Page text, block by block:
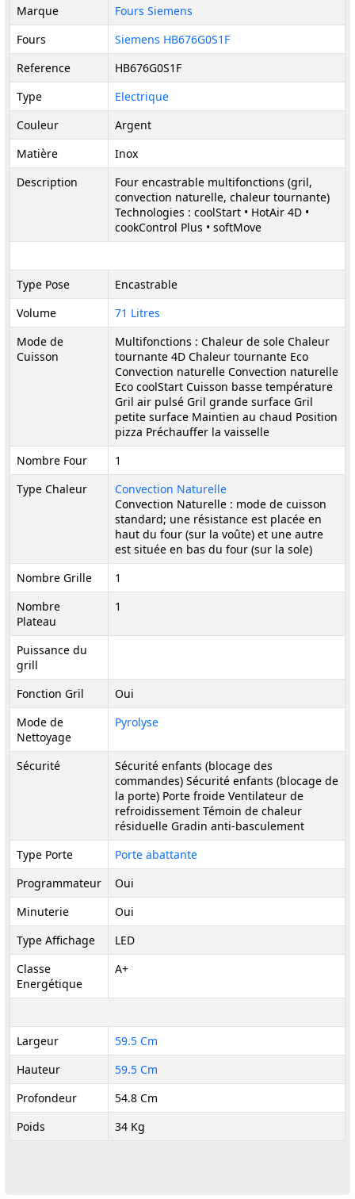
Marque
Fours Siemens
Fours
Siemens HB676G0S1F
Reference
HB676G0S1F
Type
Electrique
Couleur
Argent
Matière
Inox
Description
Four encastrable multifonctions (gril,
convection naturelle, chaleur tournante)
Technologies : coolStart • HotAir 4D •
cookControl Plus • softMove
Type Pose
Encastrable
Volume
71 Litres
Mode de
Cuisson
Multifonctions : Chaleur de sole Chaleur
tournante 4D Chaleur tournante Eco
Convection naturelle Convection naturelle
Eco coolStart Cuisson basse température
Gril air pulsé Gril grande surface Gril
petite surface Maintien au chaud Position
pizza Préchauffer la vaisselle
Nombre Four
1
Type Chaleur
Convection Naturelle
Convection Naturelle : mode de cuisson
standard; une résistance est placée en
haut du four (sur la voûte) et une autre
est située en bas du four (sur la sole)
Nombre Grille
1
Nombre
Plateau
1
Puissance du
grill
Fonction Gril
Oui
Mode de
Nettoyage
Pyrolyse
Sécurité
Sécurité enfants (blocage des
commandes) Sécurité enfants (blocage de
la porte) Porte froide Ventilateur de
refroidissement Témoin de chaleur
résiduelle Gradin anti-basculement
Type Porte
Porte abattante
Programmateur
Oui
Minuterie
Oui
Type Affichage
LED
Classe
Energétique
A+
Largeur
59.5 Cm
Hauteur
59.5 Cm
Profondeur
54.8 Cm
Poids
34 Kg